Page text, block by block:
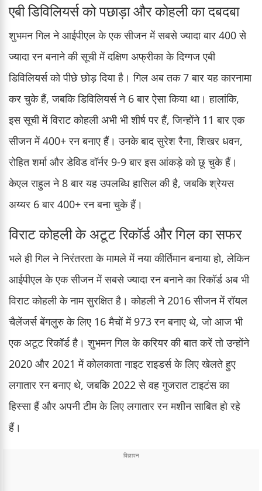
एबी डिविलियर्स को पछाड़ा और कोहली का दबदबा
शुभमन गिल ने आईपीएल के एक सीजन में सबसे ज्यादा बार 400 से
ज्यादा रन बनाने की सूची में दक्षिण अफ्रीका के दिग्गज एबी
डिविलियर्स को पीछे छोड़ दिया है। गिल अब तक 7 बार यह कारनामा
कर चुके हैं, जबकि डिविलियर्स ने 6 बार ऐसा किया था। हालांकि,
इस सूची में विराट कोहली अभी भी शीर्ष पर हैं, जिन्होंने 11 बार एक
सीजन में 400+ रन बनाए हैं। उनके बाद सुरेश रैना, शिखर धवन,
रोहित शर्मा और डेविड वॉर्नर 9-9 बार इस आंकड़े को छू चुके हैं।
केएल राहुल ने 8 बार यह उपलब्धि हासिल की है, जबकि श्रेयस
अय्यर 6 बार 400+ रन बना चुके हैं।
विराट कोहली के अटूट रिकॉर्ड और गिल का सफर
भले ही गिल ने निरंतरता के मामले में नया कीर्तिमान बनाया हो, लेकिन
आईपीएल के एक सीजन में सबसे ज्यादा रन बनाने का रिकॉर्ड अब भी
विराट कोहली के नाम सुरक्षित है। कोहली ने 2016 सीजन में रॉयल
चैलेंजर्स बेंगलुरु के लिए 16 मैचों में 973 रन बनाए थे, जो आज भी
एक अटूट रिकॉर्ड है। शुभमन गिल के करियर की बात करें तो उन्होंने
2020 और 2021 में कोलकाता नाइट राइडर्स के लिए खेलते हुए
लगातार रन बनाए थे, जबकि 2022 से वह गुजरात टाइटंस का
हिस्सा हैं और अपनी टीम के लिए लगातार रन मशीन साबित हो रहे
हैं।